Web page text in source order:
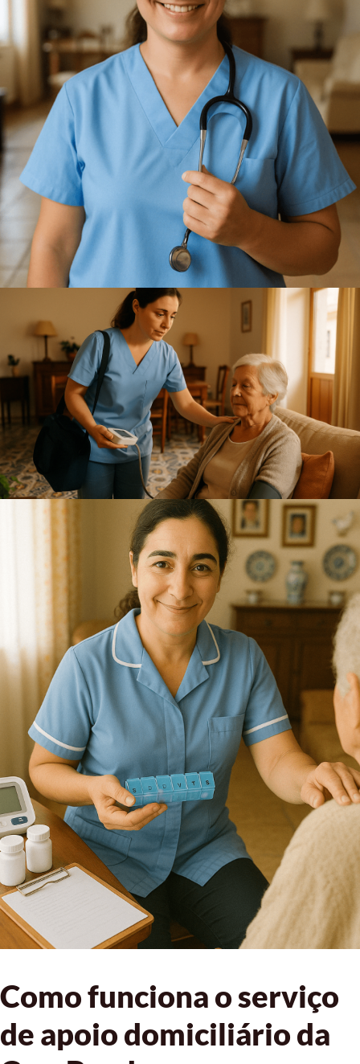
Como funciona o serviço
de apoio domiciliário da